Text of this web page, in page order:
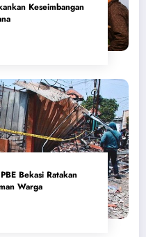
Keseimbangan
Bekasi Ratakan
Warga